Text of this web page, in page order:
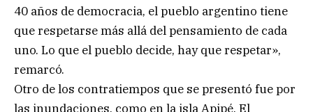
40 años de democracia, el pueblo argentino tiene
que respetarse más allá del pensamiento de cada
uno. Lo que el pueblo decide, hay que respetar»,
remarcó.
Otro de los contratiempos que se presentó fue por
las inundaciones, como en la isla Apipé. El